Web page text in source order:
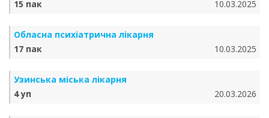
15 пак
10.03.2025
Обласна психіатрична лікарня
17 пак
10.03.2025
Узинська міська лікарня
4 уп
20.03.2026